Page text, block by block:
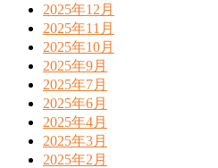
2025年12月
2025年11月
2025年10月
2025年9月
2025年7月
2025年6月
2025年4月
2025年3月
2025年2月